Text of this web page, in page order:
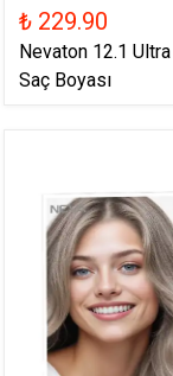
₺ 229.90
Nevaton 12.1 Ultra
Saç Boyası